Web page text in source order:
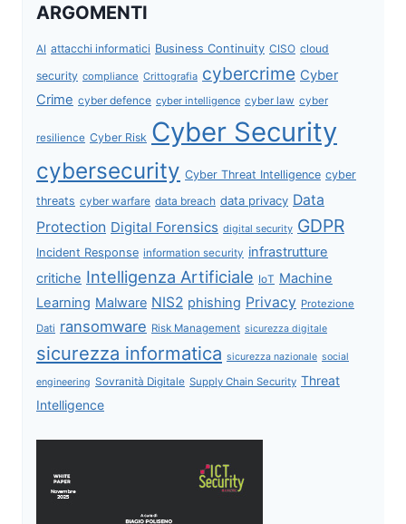
ARGOMENTI
AI attacchi informatici Business Continuity CISO cloud
security compliance Crittografia cybercrime Cyber
Crime cyber defence cyber intelligence cyber law cyber
resilience Cyber Risk Cyber Security
cybersecurity Cyber Threat Intelligence cyber
threats cyber warfare data breach data privacy Data
Protection Digital Forensics digital security GDPR
Incident Response information security infrastrutture
critiche Intelligenza Artificiale IoT Machine
Learning Malware NIS2 phishing Privacy Protezione
Dati ransomware Risk Management sicurezza digitale
sicurezza informatica sicurezza nazionale social
engineering Sovranità Digitale Supply Chain Security Threat
Intelligence